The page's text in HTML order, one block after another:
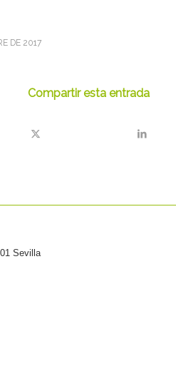
DE 2017
Compartir esta entrada
Sevilla